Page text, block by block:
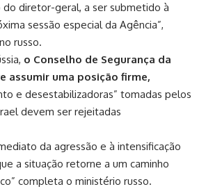
diretor-geral, a ser submetido à
sessão especial da Agência”,
russo.
o Conselho de Segurança da
assumir uma posição firme,
e desestabilizadoras” tomadas pelos
devem ser rejeitadas
da agressão e à intensificação
a situação retorne a um caminho
completa o ministério russo.